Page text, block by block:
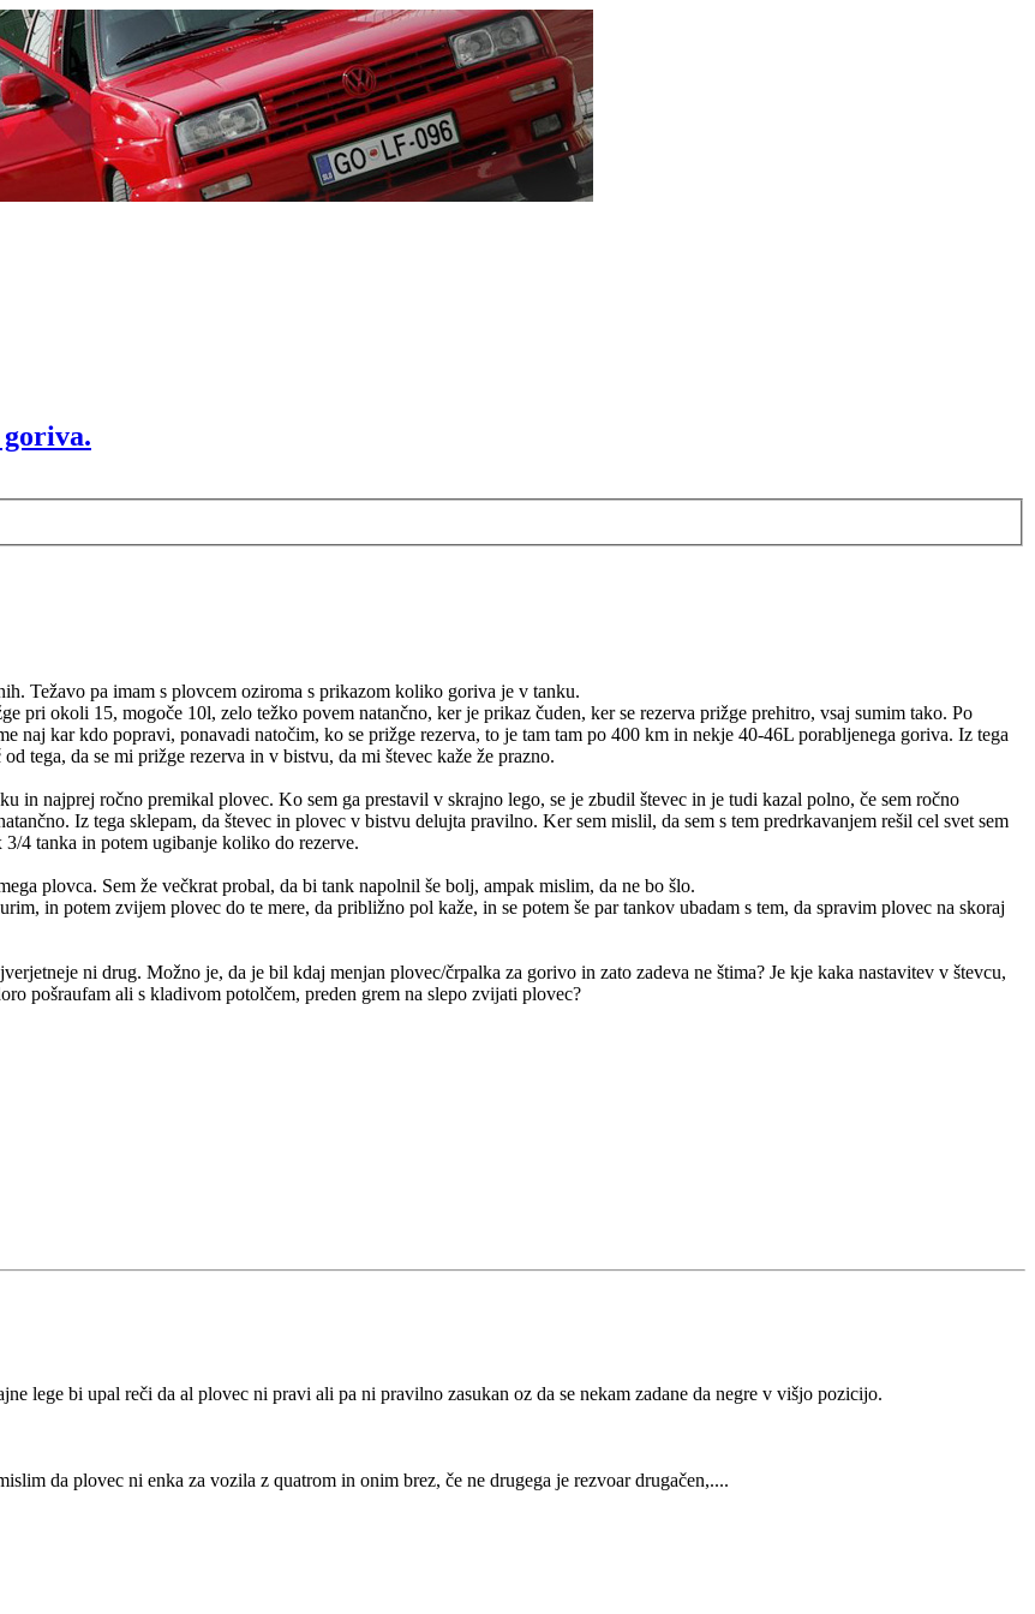
Težavo pa imam s plovcem oziroma s prikazom koliko goriva je v tanku.
pri okoli 15, mogoče 10l, zelo težko povem natančno, ker je prikaz čuden, ker se rezerva prižge prehitro, vsaj sumim tako. Po
naj kar kdo popravi, ponavadi natočim, ko se prižge rezerva, to je tam tam po 400 km in nekje 40-46L porabljenega goriva. Iz tega
tega, da se mi prižge rezerva in v bistvu, da mi števec kaže že prazno.
in najprej ročno premikal plovec. Ko sem ga prestavil v skrajno lego, se je zbudil števec in je tudi kazal polno, če sem ročno
Iz tega sklepam, da števec in plovec v bistvu delujta pravilno. Ker sem mislil, da sem s tem predrkavanjem rešil cel svet sem
4 tanka in potem ugibanje koliko do rezerve.
plovca. Sem že večkrat probal, da bi tank napolnil še bolj, ampak mislim, da ne bo šlo.
in potem zvijem plovec do te mere, da približno pol kaže, in se potem še par tankov ubadam s tem, da spravim plovec na skoraj
ni drug. Možno je, da je bil kdaj menjan plovec/črpalka za gorivo in zato zadeva ne štima? Je kje kaka nastavitev v števcu,
pošraufam ali s kladivom potolčem, preden grem na slepo zvijati plovec?
lege bi upal reči da al plovec ni pravi ali pa ni pravilno zasukan oz da se nekam zadane da negre v višjo pozicijo.
da plovec ni enka za vozila z quatrom in onim brez, če ne drugega je rezvoar drugačen,....